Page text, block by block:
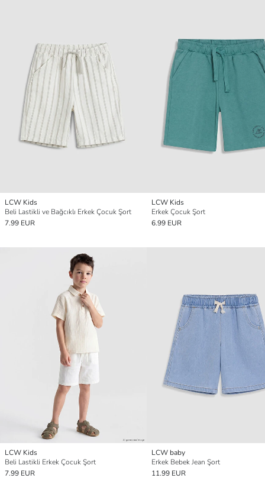
LCW Kids
Beli Lastikli ve Bağcıklı Erkek Çocuk Şort
7.99 EUR
LCW Kids
Erkek Çocuk Şort
6.99 EUR
LCW Kids
Beli Lastikli Erkek Çocuk Şort
7.99 EUR
LCW baby
Erkek Bebek Jean Şort
11.99 EUR